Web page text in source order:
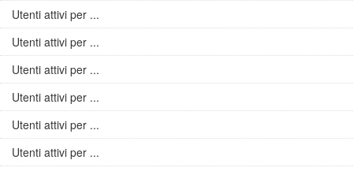
Utenti attivi per ...
Utenti attivi per ...
Utenti attivi per ...
Utenti attivi per ...
Utenti attivi per ...
Utenti attivi per ...